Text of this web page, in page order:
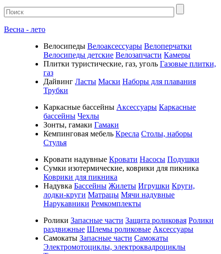
Весна - лето
Велосипеды Велоаксессуары Велоперчатки
Велосипеды детские Велозапчасти Камеры
Плитки туристические, газ, уголь Газовые плитки,
газ
Дайвинг Ласты Маски Наборы для плавания
Трубки
Каркасные бассейны Аксессуары Каркасные
бассейны Чехлы
Зонты, гамаки Гамаки
Кемпинговая мебель Кресла Столы, наборы
Стулья
Кровати надувные Кровати Насосы Подушки
Cумки изотермические, коврики для пикника
Коврики для пикника
Надувка Бассейны Жилеты Игрушки Круги,
лодки-круги Матрацы Мячи надувные
Нарукавники Ремкомплекты
Ролики Запасные части Защита роликовая Ролики
раздвижные Шлемы роликовые Аксессуары
Самокаты Запасные части Самокаты
Электромотоциклы, электроквадроциклы